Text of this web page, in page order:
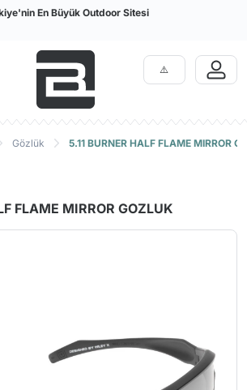
En Büyük Outdoor Sitesi
Gözlük 5.11 BURNER HALF FLAME MIRROR
FLAME MIRROR GOZLUK